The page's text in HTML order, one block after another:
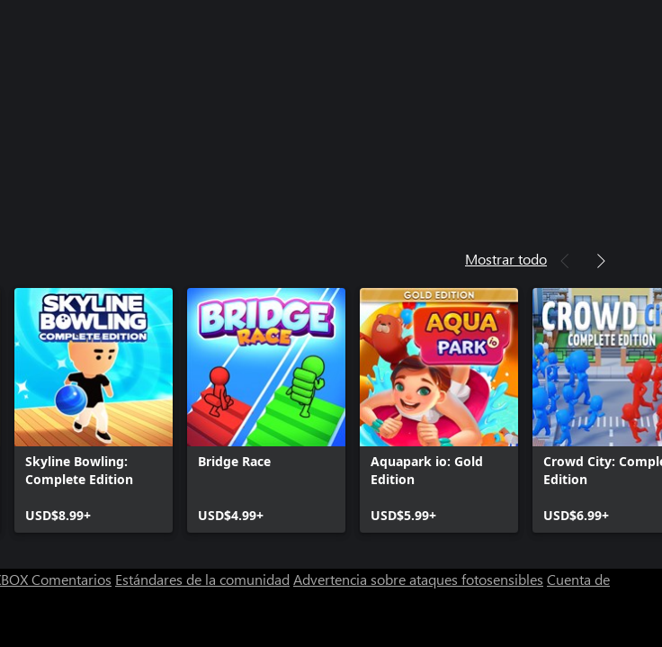
Mostrar todo
Skyline Bowling:
Complete Edition
USD$8.99+
Bridge Race
USD$4.99+
Aquapark io: Gold
Edition
USD$5.99+
Crowd City:
Edition
USD$6.99+
Comentarios Estándares de la comunidad Advertencia sobre ataques fotosensibles Cuenta de